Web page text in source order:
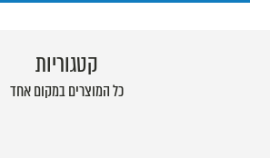
קטגוריות
כל המוצרים במקום אחד